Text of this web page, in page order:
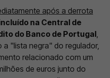
após a derrota
na Central de
do Banco de Portugal,
"lista negra" do regulador,
relacionado com um
de euros junto do